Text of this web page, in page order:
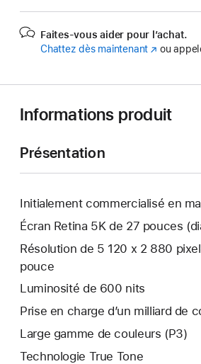
Faites-vous aider pour l’achat.
Chattez dès maintenant (s’ouvre
ou
Informations produit
Présentation
Initialement commercialisé en
Écran Retina 5K de 27 pouces
Résolution de 5 120 x 2 880
pouce
Luminosité de 600 nits
Prise en charge d’un milliard de
Large gamme de couleurs (P3)
Technologie True Tone